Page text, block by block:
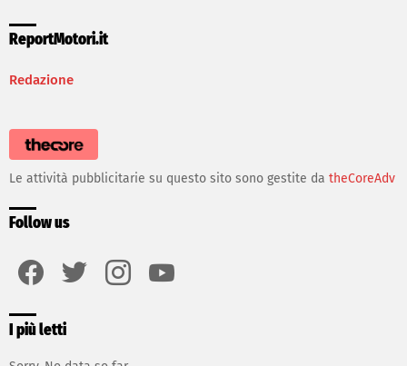
ReportMotori.it
Redazione
Le attività pubblicitarie su questo sito sono gestite da theCoreAdv
Follow us
I più letti